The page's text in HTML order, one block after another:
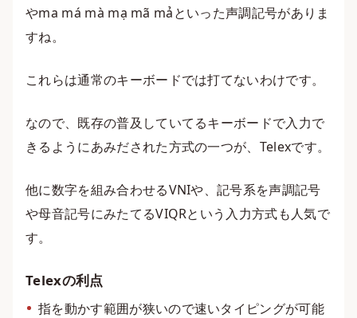
やma má mà mạ mã mảといった声調記号がありま
すね。
これらは通常のキーボードでは打てないわけです。
なので、既存の普及していてるキーボードで入力で
きるようにあみだされた方式の一つが、Telexです。
他に数字を組み合わせるVNIや、記号系を声調記号
や母音記号にみたてるVIQRという入力方式も人気で
す。
Telexの利点
指を動かす範囲が狭いので速いタイピングが可能